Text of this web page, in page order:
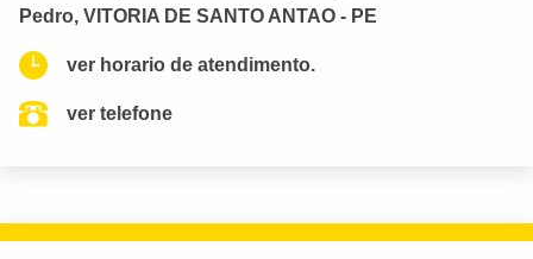
Pedro, VITORIA DE SANTO ANTAO - PE
ver horario de atendimento.
ver telefone